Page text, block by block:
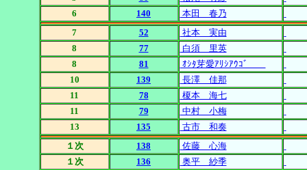
6
140
本田 春乃
7
52
社本 実由
8
77
白須 里英
8
81
ｵｼﾀ芽愛ｱﾘｼｱｳｺﾞ
10
139
長澤 佳那
11
78
榎本 海七
11
79
中村 小梅
13
135
古市 和奏
１次
138
佐藤 心海
１次
136
奥平 紗季